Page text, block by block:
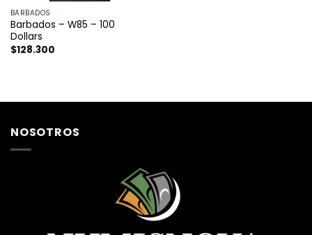
BARBADOS
Barbados – W85 – 100
Dollars
$128.300
NOSOTROS